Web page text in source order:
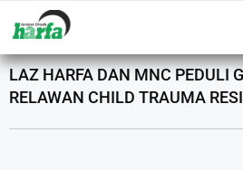
LAZ HARFA DAN MNC PEDULI
RELAWAN CHILD TRAUMA